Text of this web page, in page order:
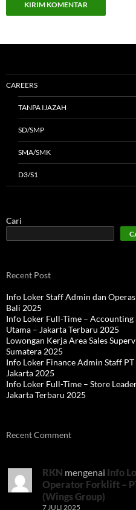
CAREERS
TANPA IJAZAH
SD/SMP
SMA/SMK
D3/S1
Cari
Recent Post
Info Loker Staff Admin dan
Bali 2025
Info Loker Full-Time –
Utama – Jakarta Terbaru 2025
Lowongan Kerja Area Sales
Sumatera 2025
Info Loker Finance Admin Staff
Jakarta 2025
Info Loker Full-Time – Store
Jakarta Terbaru 2025
Recent Comment
RKN mengenai Info
Operator Forklift –
(Wings Group)
7 JULI 2025